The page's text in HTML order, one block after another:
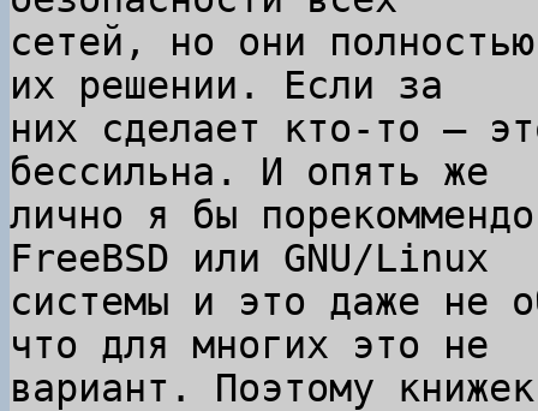
сетей, но они
их решении. Если за
них сделает кто-то —
бессильна. И опять же
лично я бы
FreeBSD или GNU/Linux
системы и это даже не
что для многих это не
вариант. Поэтому